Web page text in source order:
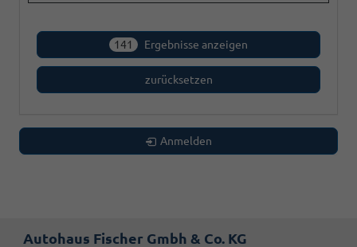
141 Ergebnisse anzeigen
zurücksetzen
Anmelden
Autohaus Fischer Gmbh & Co. KG